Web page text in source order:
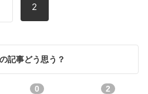
2
記事どう思う？
0 2